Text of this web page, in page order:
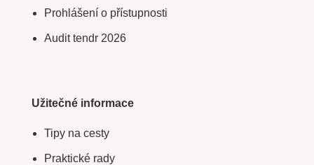
Prohlášení o přístupnosti
Audit tendr 2026
Užitečné informace
Tipy na cesty
Praktické rady